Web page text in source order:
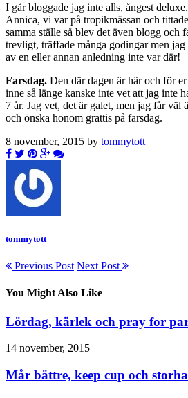
I går bloggade jag inte alls, ångest
Annica, vi var på tropikmässan och
samma ställe så blev det även blogg och
trevligt, träffade många godingar men jag
av en eller annan anledning inte var där!
Farsdag. Den där dagen är här och för
inne så länge kanske inte vet att jag inte
7 år. Jag vet, det är galet, men jag får väl
och önska honom grattis på farsdag.
8 november, 2015 by tommytott
tommytott
Previous Post Next Post
You Might Also Like
Lördag, kärlek och pray for
14 november, 2015
Mår bättre, keep cup och